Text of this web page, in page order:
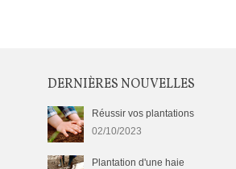
DERNIÈRES NOUVELLES
Réussir vos plantations
02/10/2023
Plantation d'une haie